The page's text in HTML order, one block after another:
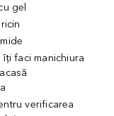
gel
îți faci manichiura
verificarea